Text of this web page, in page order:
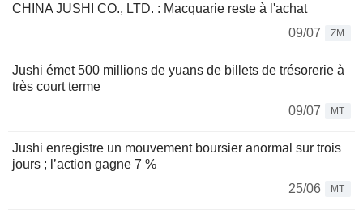
CHINA JUSHI CO., LTD. : Macquarie reste à l'achat
09/07
ZM
Jushi émet 500 millions de yuans de billets de trésorerie à
très court terme
09/07
MT
Jushi enregistre un mouvement boursier anormal sur trois
jours ; l’action gagne 7 %
25/06
MT